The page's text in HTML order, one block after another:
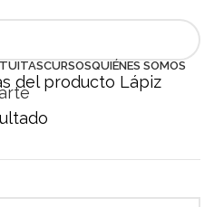
CURSOSQUIÉNES SOMOS
del producto Lápiz